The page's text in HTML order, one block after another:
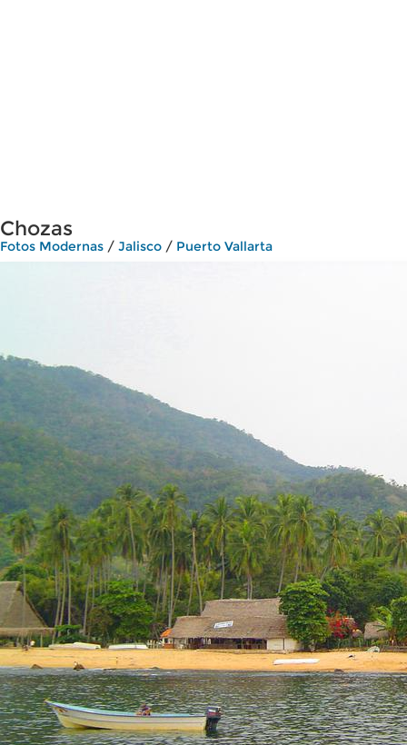
Chozas
Fotos Modernas / Jalisco / Puerto Vallarta